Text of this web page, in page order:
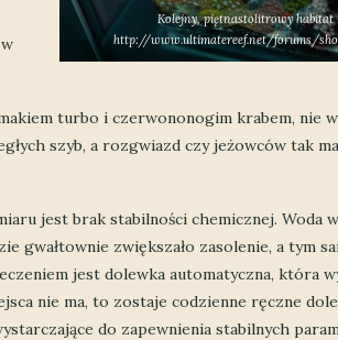
Kolejny, piętnastolitrowy habitat
http://www.ultimatereef.net/forums/
turbo i czerwononogim krabem, nie
szyb, a rozgwiazd czy jeżowców tak
jest brak stabilności chemicznej. Woda
gwałtownie zwiększało zasolenie, a tym
jest dolewka automatyczna, która
nie ma, to zostaje codzienne ręczne
do zapewnienia stabilnych